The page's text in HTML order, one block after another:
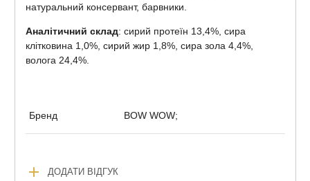
натуральний консервант, барвники.
Аналітичний склад: сирий протеїн 13,4%, сира
клітковина 1,0%, сирий жир 1,8%, сира зола 4,4%,
волога 24,4%.
Бренд BOW WOW;
add ДОДАТИ ВІДГУК